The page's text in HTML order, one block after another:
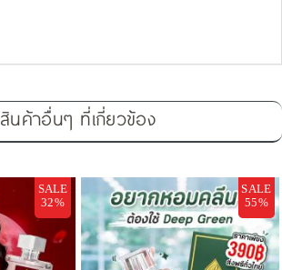
สินค้าอื่นๆ ที่เกี่ยวข้อง
SALE
32%
SALE
55%